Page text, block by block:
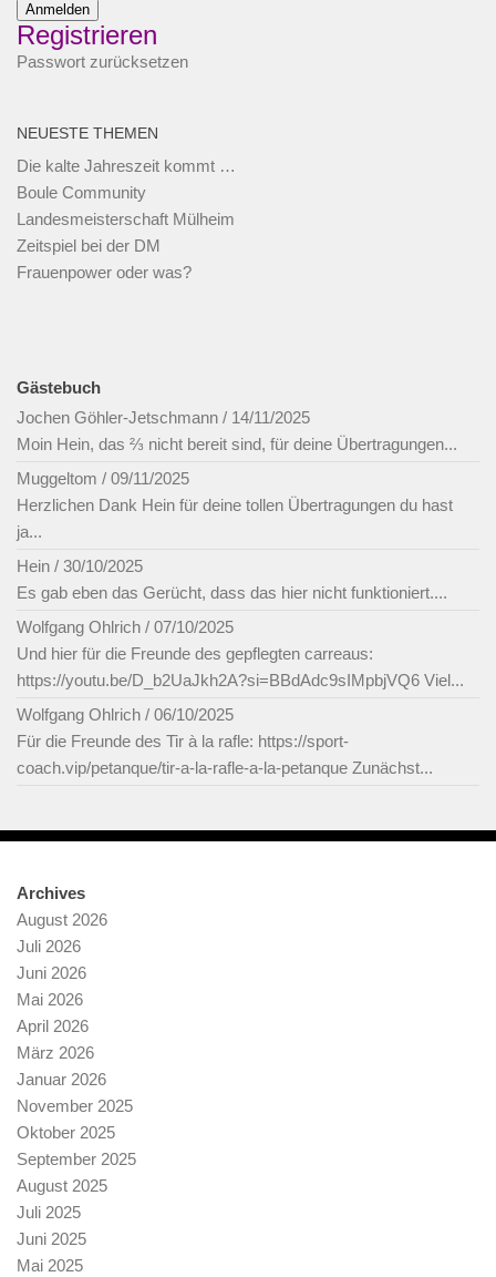
Anmelden
Registrieren
Passwort zurücksetzen
NEUESTE THEMEN
Die kalte Jahreszeit kommt …
Boule Community
Landesmeisterschaft Mülheim
Zeitspiel bei der DM
Frauenpower oder was?
Gästebuch
Jochen Göhler-Jetschmann / 14/11/2025
Moin Hein, das ⅔ nicht bereit sind, für deine Übertragungen...
Muggeltom / 09/11/2025
Herzlichen Dank Hein für deine tollen Übertragungen du hast
ja...
Hein / 30/10/2025
Es gab eben das Gerücht, dass das hier nicht funktioniert....
Wolfgang Ohlrich / 07/10/2025
Und hier für die Freunde des gepflegten carreaus:
https://youtu.be/D_b2UaJkh2A?si=BBdAdc9sIMpbjVQ6 Viel...
Wolfgang Ohlrich / 06/10/2025
Für die Freunde des Tir à la rafle: https://sport-
coach.vip/petanque/tir-a-la-rafle-a-la-petanque Zunächst...
Archives
August 2026
Juli 2026
Juni 2026
Mai 2026
April 2026
März 2026
Januar 2026
November 2025
Oktober 2025
September 2025
August 2025
Juli 2025
Juni 2025
Mai 2025